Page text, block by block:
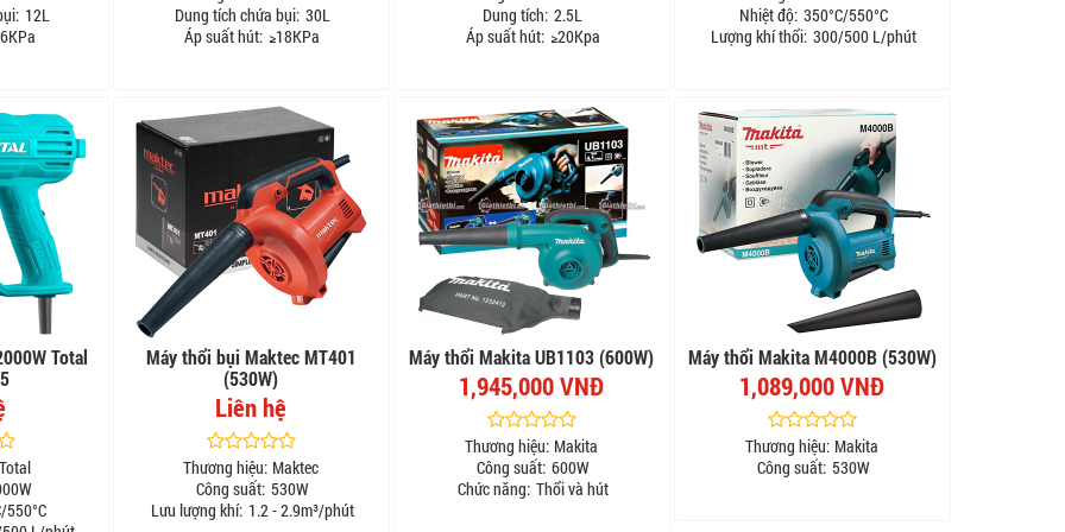
12L
Dung tích chứa bụi: 30L
Áp suất hút: ≥18KPa
Dung tích: 2.5L
Áp suất hút: ≥20Kpa
Nhiệt độ: 350°C/550°C
Lượng khí thổi: 300/500 L/phút
Total
Total
Máy thổi bụi Maktec MT401
(530W)
Liên hệ
Thương hiệu: Maktec
Công suất: 530W
Lưu lượng khí: 1.2 - 2.9m³/phút
Máy thổi Makita UB1103 (600W)
1,945,000 VNĐ
Thương hiệu: Makita
Công suất: 600W
Chức năng: Thổi và hút
Máy thổi Makita M4000B (530W)
1,089,000 VNĐ
Thương hiệu: Makita
Công suất: 530W